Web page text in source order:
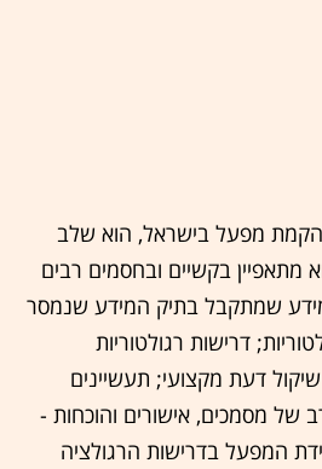
מפעל בישראל, הוא שלב
מתאפיין בקשיים ובחסמים רבים
שמתקבל בתיק המידע שנמסר
דרישות רגולטוריות
דעת מקצועי; תעשיינים
מסמכים, אישורים והוכחות -
המפעל בדרישות הרגולציה